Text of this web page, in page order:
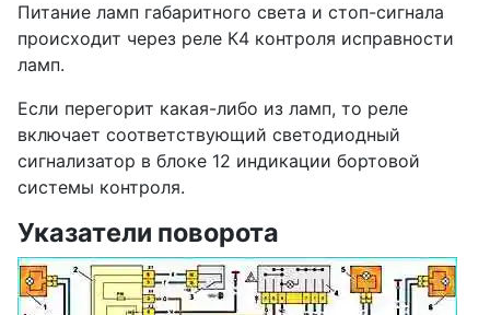
Питание ламп габаритного света и стоп-сигнала
происходит через реле К4 контроля исправности
ламп.
Если перегорит какая-либо из ламп, то реле
включает соответствующий светодиодный
сигнализатор в блоке 12 индикации бортовой
системы контроля.
Указатели поворота